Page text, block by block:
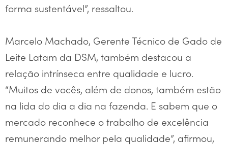
forma sustentável”, ressaltou.
Marcelo Machado, Gerente Técnico de Gado de
Leite Latam da DSM, também destacou a
relação intrínseca entre qualidade e lucro.
“Muitos de vocês, além de donos, também estão
na lida do dia a dia na fazenda. E sabem que o
mercado reconhece o trabalho de excelência
remunerando melhor pela qualidade”, afirmou,